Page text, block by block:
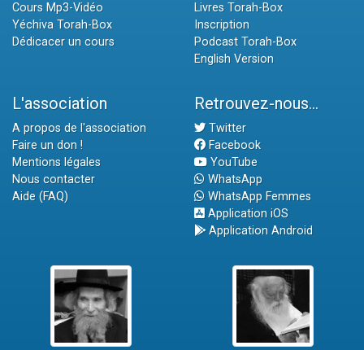
Cours Mp3-Vidéo
Yéchiva Torah-Box
Dédicacer un cours
Livres Torah-Box
Inscription
Podcast Torah-Box
English Version
L'association
A propos de l'association
Faire un don !
Mentions légales
Nous contacter
Aide (FAQ)
Retrouvez-nous...
Twitter
Facebook
YouTube
WhatsApp
WhatsApp Femmes
Application iOS
Application Android